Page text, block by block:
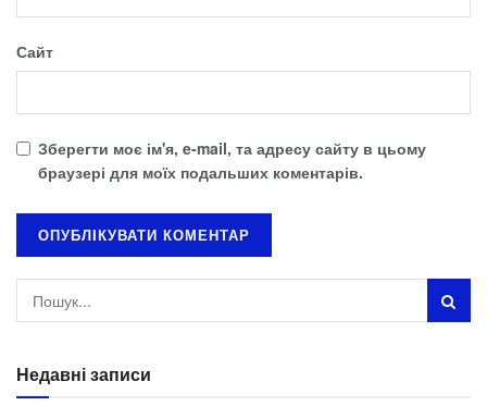
Сайт
Зберегти моє ім'я, e-mail, та адресу сайту в цьому
браузері для моїх подальших коментарів.
Недавні записи